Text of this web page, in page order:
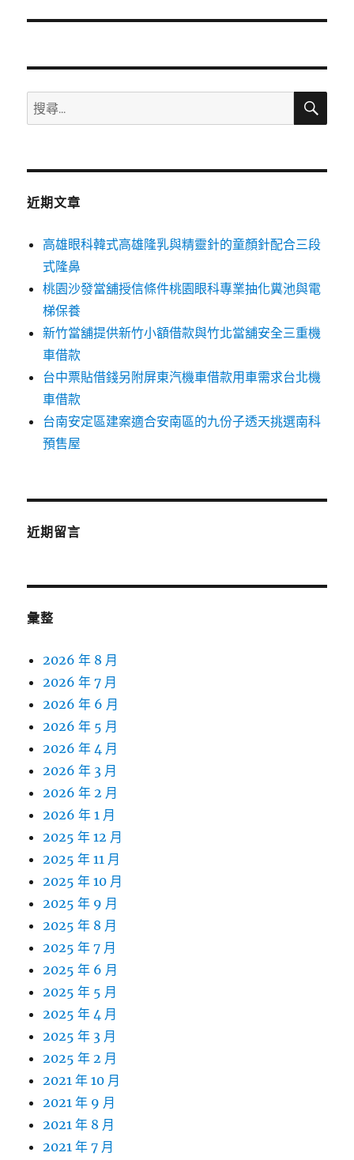
篇
章:
搜
尋
鍵
搜
近期文章
高雄眼科韓式高雄隆乳與精靈針的童顏針配合三段
式隆鼻
桃園沙發當舖授信條件桃園眼科專業抽化糞池與電
梯保養
新竹當舖提供新竹小額借款與竹北當舖安全三重機
車借款
台中票貼借錢另附屏東汽機車借款用車需求台北機
車借款
台南安定區建案適合安南區的九份子透天挑選南科
預售屋
近期留言
彙整
2026 年 8 月
2026 年 7 月
2026 年 6 月
2026 年 5 月
2026 年 4 月
2026 年 3 月
2026 年 2 月
2026 年 1 月
2025 年 12 月
2025 年 11 月
2025 年 10 月
2025 年 9 月
2025 年 8 月
2025 年 7 月
2025 年 6 月
2025 年 5 月
2025 年 4 月
2025 年 3 月
2025 年 2 月
2021 年 10 月
2021 年 9 月
2021 年 8 月
2021 年 7 月